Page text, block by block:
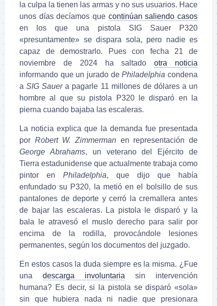
la culpa la tienen las armas y no sus usuarios. Hace
unos días decíamos que continúan saliendo casos
en los que una pistola SIG Sauer P320
«presuntamente» se dispara sola, pero nadie es
capaz de demostrarlo. Pues con fecha 21 de
noviembre de 2024 ha saltadootra noticia
informando que un jurado dePhiladelphia condena
aSIG Sauera pagarle 11 millones de dólares a un
hombre al que su pistola P320 le disparó en la
pierna cuando bajaba las escaleras.
La noticia explica que la demanda fue presentada
por Robert W. Zimmerman en representación de
George Abrahams, un veterano del Ejército de
Tierra estadunidense que actualmente trabaja como
pintor en Philadelphia, que dijo que había
enfundado su P320, la metió en el bolsillo de sus
pantalones de deporte y cerró la cremallera antes
de bajar las escaleras. La pistola le disparó y la
bala le atravesó el muslo derecho para salir por
encima de la rodilla, provocándole lesiones
permanentes, según los documentos del juzgado.
En estos casos la duda siempre es la misma. ¿Fue
una descarga involuntaria sin intervención
humana? Es decir, si la pistola se disparó «sola»
sin que hubiera nada ni nadie que presionara